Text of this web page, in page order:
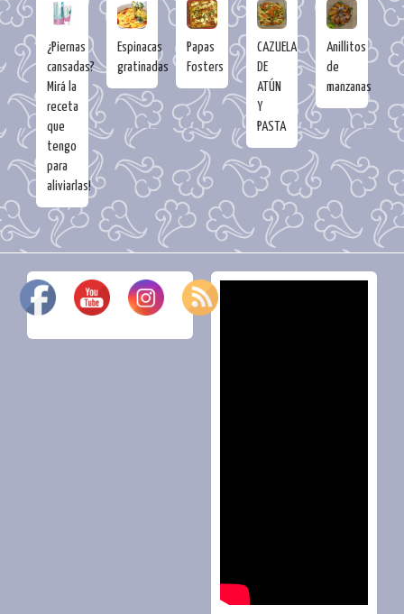
¿Piernas
cansadas?
Mirá la
receta
que
tengo
para
aliviarlas!
Espinacas
gratinadas
Papas
Fosters
CAZUELA
DE
ATÚN
Y
PASTA
Anillitos
de
manzanas